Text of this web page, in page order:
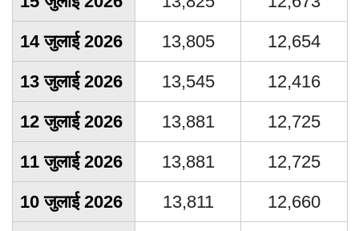
14 जुलाई 2026
13,805
12,654
13 जुलाई 2026
13,545
12,416
12 जुलाई 2026
13,881
12,725
11 जुलाई 2026
13,881
12,725
10 जुलाई 2026
13,811
12,660